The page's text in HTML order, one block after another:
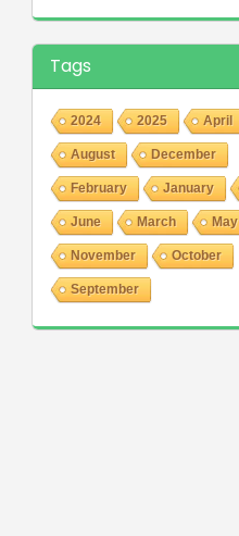
Tags
2024 2025 April
August December
February January
June March May
November October
September